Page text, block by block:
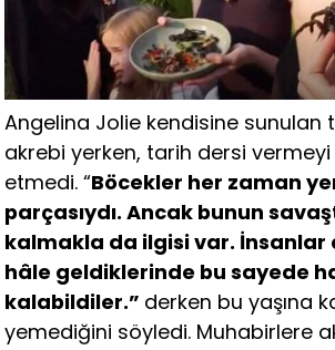
Angelina Jolie kendisine sunulan
akrebi yerken, tarih dersi
etmedi. “Böcekler her zaman
parçasıydı. Ancak bunun
kalmakla da ilgisi var. İnsanlar
hâle geldiklerinde bu sayede
kalabildiler.” derken bu yaşına
yemediğini söyledi. Muhabirlere